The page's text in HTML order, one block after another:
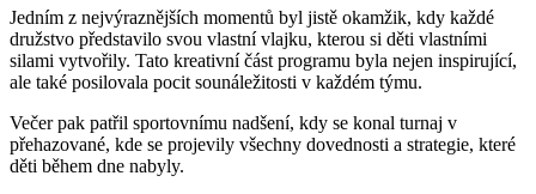
Jedním z nejvýraznějších momentů byl jistě okamžik, kdy každé
družstvo představilo svou vlastní vlajku, kterou si děti vlastními
silami vytvořily. Tato kreativní část programu byla nejen inspirující,
ale také posilovala pocit sounáležitosti v každém týmu.
Večer pak patřil sportovnímu nadšení, kdy se konal turnaj v
přehazované, kde se projevily všechny dovednosti a strategie, které
děti během dne nabyly.